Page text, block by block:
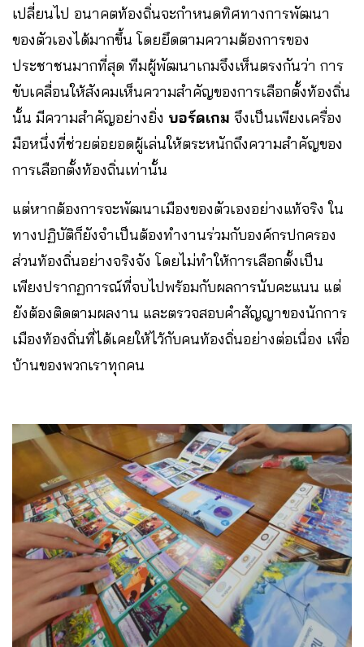
เปลี่ยนไป อนาคตท้องถิ่นจะกำหนดทิศทางการพัฒนา
ของตัวเองได้มากขึ้น โดยยึดตามความต้องการของ
ประชาชนมากที่สุด ทีมผู้พัฒนาเกมจึงเห็นตรงกันว่า การ
ขับเคลื่อนให้สังคมเห็นความสำคัญของการเลือกตั้งท้องถิ่น
นั้น มีความสำคัญอย่างยิ่ง บอร์ดเกม จึงเป็นเพียงเครื่อง
มือหนึ่งที่ช่วยต่อยอดผู้เล่นให้ตระหนักถึงความสำคัญของ
การเลือกตั้งท้องถิ่นเท่านั้น
แต่หากต้องการจะพัฒนาเมืองของตัวเองอย่างแท้จริง ใน
ทางปฏิบัติก็ยังจำเป็นต้องทำงานร่วมกับองค์กรปกครอง
ส่วนท้องถิ่นอย่างจริงจัง โดยไม่ทำให้การเลือกตั้งเป็น
เพียงปรากฏการณ์ที่จบไปพร้อมกับผลการนับคะแนน แต่
ยังต้องติดตามผลงาน และตรวจสอบคำสัญญาของนักการ
เมืองท้องถิ่นที่ได้เคยให้ไว้กับคนท้องถิ่นอย่างต่อเนื่อง เพื่อ
บ้านของพวกเราทุกคน